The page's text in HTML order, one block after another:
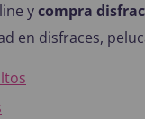
ycompra
en disfraces,